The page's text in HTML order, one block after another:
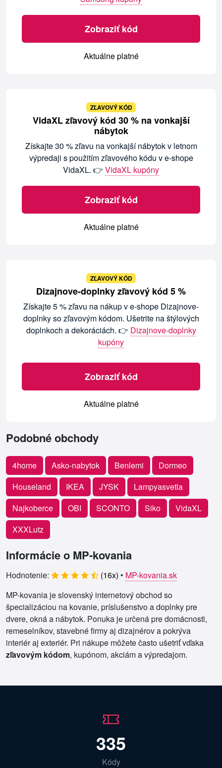
Zobraziť kód
Aktuálne platné
ZĽAVOVÝ KÓD
VidaXL zľavový kód 30 % na vonkajší
nábytok
Získajte 30 % zľavu na vonkajší nábytok v letnom
výpredaji s použitím zľavového kódu v e-shope
VidaXL. 👉 VidaXL kupóny
Zobraziť kód
Aktuálne platné
ZĽAVOVÝ KÓD
Dizajnove-doplnky zľavový kód 5 %
Získajte 5 % zľavu na nákup v e-shope Dizajnove-
doplnky so zľavovým kódom. Ušetrite na štýlových
doplnkoch a dekoráciách. 👉 Dizajnove-doplnky
kupóny
Zobraziť kód
Aktuálne platné
Podobné obchody
4home Asko-nabytok Benlemi
Dormeo
Houseland
IKEA JYSK
Lampyasvetla
Najkoberce
OBI SCONTO Siko
VidaXL
XXXLutz
Informácie o MP-kovania
Hodnotenie: (16x) • MP-kovania.sk
MP-kovania je slovenský internetový obchod so
špecializáciou na kovanie, príslušenstvo a doplnky pre
dvere, okná a nábytok. Ponuka je určená pre domácnosti,
remeselníkov, stavebné firmy aj dizajnérov a pokrýva
interiér aj exteriér. Pri nákupe môžete často ušetriť vďaka
zľavovým kódom, kupónom, akciám a výpredajom.
335
Kódy